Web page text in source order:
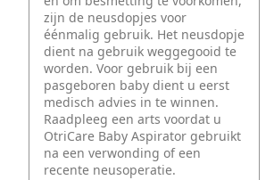
zijn de neusdopjes voor
éénmalig gebruik. Het neusdopje
dient na gebruik weggegooid te
worden. Voor gebruik bij een
pasgeboren baby dient u eerst
medisch advies in te winnen.
Raadpleeg een arts voordat u
OtriCare Baby Aspirator gebruikt
na een verwonding of een
recente neusoperatie.